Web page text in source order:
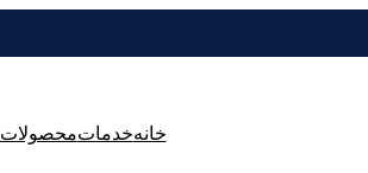
خانهخدماتمحصولات